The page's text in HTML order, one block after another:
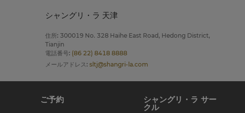
シャングリ・ラ 天津
住所: 300019 No. 328 Haihe East Road, Hedong District,
Tianjin
電話番号: (86 22) 8418 8888
メールアドレス: sltj@shangri-la.com
ご予約
シャングリ・ラ サー
クル